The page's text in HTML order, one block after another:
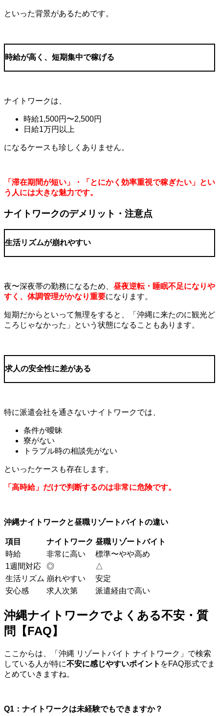
といった背景があるためです。
時給が高く、短期集中で稼げる
ナイトワークは、
時給1,500円〜2,500円
日給1万円以上
になるケースも珍しくありません。
「滞在期間が短い」・「とにかく効率重視で稼ぎたい」とい
う人には大きな魅力です。
ナイトワークのデメリット・注意点
生活リズムが崩れやすい
夜〜深夜帯の勤務になるため、 昼夜逆転・睡眠不足になりや
すく、体調管理がかなり重要になります。
短期だからといって無理をすると、「沖縄に来たのに観光ど
ころじゃなかった」という状態になることもあります。
求人の安全性に差がある
特に派遣会社を通さないナイトワークでは、
条件が曖昧
寮がない
トラブル時の相談先がない
といったケースも存在します。
「高時給」だけで判断するのは非常に危険です。
沖縄ナイトワークと昼職リゾートバイトの違い
項目 ナイトワーク 昼職リゾートバイト
時給
非常に高い
標準〜やや高め
1週間対応
◎
△
生活リズム 崩れやすい
安定
安心感
求人次第 派遣経由で高い
沖縄ナイトワークでよくある不安・質
問【FAQ】
ここからは、「沖縄 リゾートバイト ナイトワーク」で検索
している人が特に不安に感じやすいポイント をFAQ形式でま
とめていきますね。
Q1 ：ナイトワークは未経験でもできますか？